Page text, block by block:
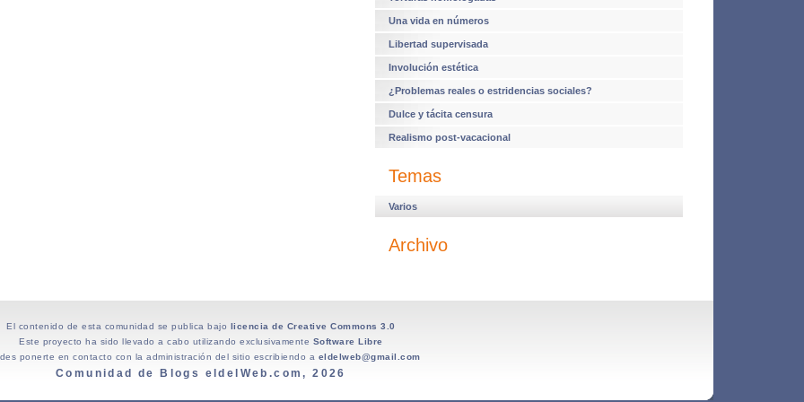
Una vida en números
Libertad supervisada
Involución estética
¿Problemas reales o estridencias sociales?
Dulce y tácita censura
Realismo post-vacacional
Temas
Varios
Archivo
El contenido de esta comunidad se publica bajo licencia de Creative Commons 3.0
Este proyecto ha sido llevado a cabo utilizando exclusivamente Software Libre
ponerte en contacto con la administración del sitio escribiendo a eldelweb@gmail.com
Comunidad de Blogs eldelWeb.com, 2026